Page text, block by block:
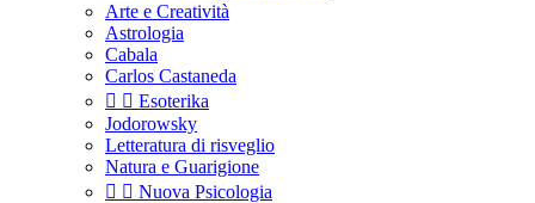
Arte e Creatività
Astrologia
Cabala
Carlos Castaneda
  Esoterika
Jodorowsky
Letteratura di risveglio
Natura e Guarigione
  Nuova Psicologia